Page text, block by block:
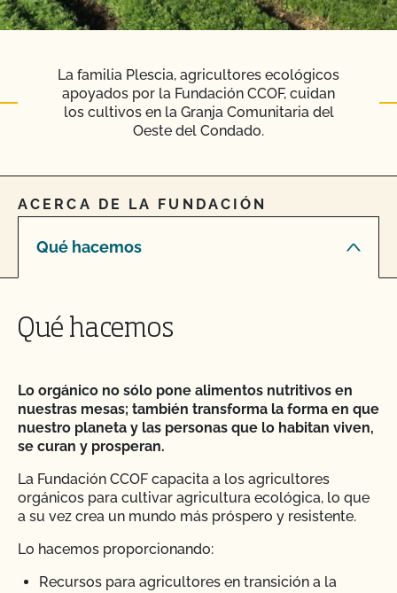
La familia Plescia, agricultores ecológicos
apoyados por la Fundación CCOF, cuidan
los cultivos en la Granja Comunitaria del
Oeste del Condado.
ACERCA DE LA FUNDACIÓN
Qué hacemos
Qué hacemos
Lo orgánico no sólo pone alimentos nutritivos en
nuestras mesas; también transforma la forma en que
nuestro planeta y las personas que lo habitan viven,
se curan y prosperan.
La Fundación CCOF capacita a los agricultores
orgánicos para cultivar agricultura ecológica, lo que
a su vez crea un mundo más próspero y resistente.
Lo hacemos proporcionando:
Recursos para agricultores en transición a la